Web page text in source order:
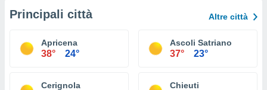
Principali città Altre città
Apricena
38° 24°
Ascoli Satriano
37° 23°
Cerignola Chieuti